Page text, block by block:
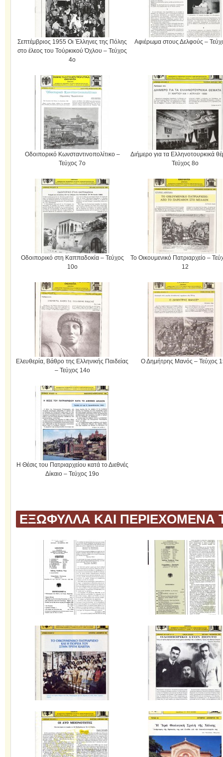
Σεπτέμβριος 1955 Οι Έλληνες της Πόλης
στο έλεος του Τούρκικού Όχλου – Τεύχος
4ο
Αφιέρωμα στους Δελφούς –
Οδοιπορικό Κωνσταντινοπολίτικο –
Τεύχος 7ο
Διήμερο για τα Ελληνοτουρκικά
Τεύχος 8ο
Οδοιπορικό στη Καππαδοκία – Τεύχος
10ο
Το Οικουμενικό Πατριαρχείο –
12
Ελευθερία, Βάθρο της Ελληνικής Παιδείας
– Τεύχος 14ο
Ο Δημήτρης Μανός – Τεύχος
Η Θέσις του Πατριαρχείου κατά το Διεθνές
Δίκαιο – Τεύχος 19ο
ΕΞΩΦΥΛΛΑ ΚΑΙ ΠΕΡΙΕΧΟΜΕΝΑ